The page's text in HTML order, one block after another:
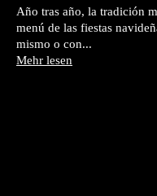
Año tras año, la tradición
menú de las fiestas
mismo o con...
Mehr lesen